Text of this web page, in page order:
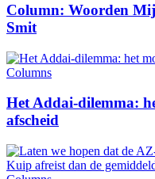
Column: Woorden
Smit
Columns
Het Addai-dilemma:
afscheid